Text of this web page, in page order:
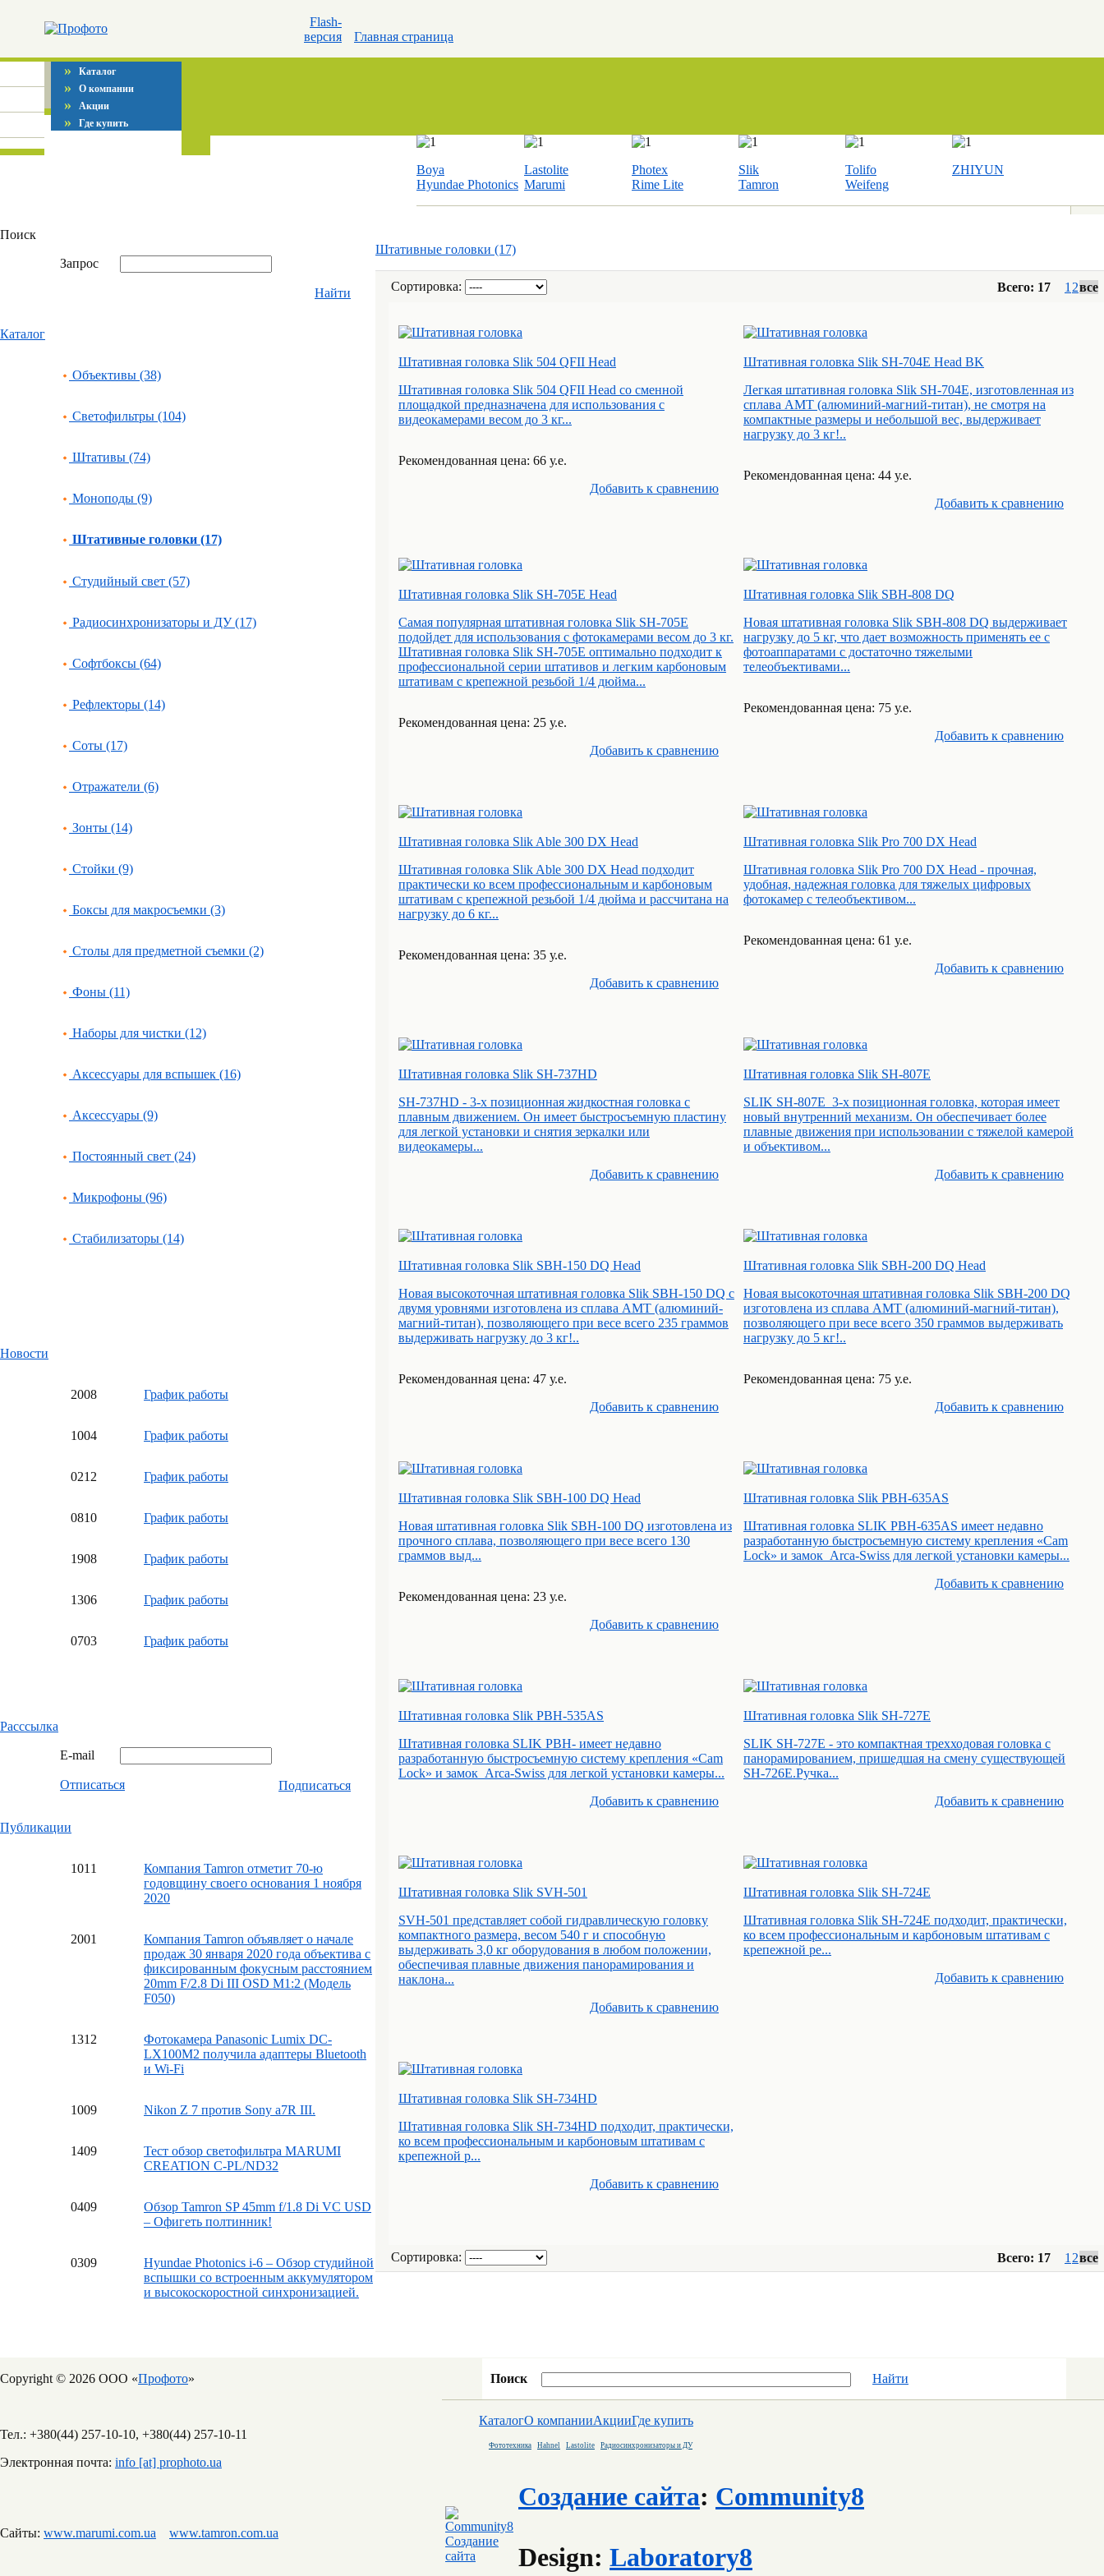
Flash-
версия
Главная страница
» Каталог
» О компании
» Акции
» Где купить
Boya
Hyundae Photonics
Lastolite
Marumi
Photex
Rime Lite
Slik
Tamron
Tolifo
Weifeng
ZHIYUN
Поиск
Запрос
Найти
Каталог
Объективы (38)
Светофильтры (104)
Штативы (74)
Моноподы (9)
Штативные головки (17)
Студийный свет (57)
Радиосинхронизаторы и ДУ (17)
Софтбоксы (64)
Рефлекторы (14)
Соты (17)
Отражатели (6)
Зонты (14)
Стойки (9)
Боксы для макросъемки (3)
Столы для предметной съемки (2)
Фоны (11)
Наборы для чистки (12)
Аксессуары для вспышек (16)
Аксессуары (9)
Постоянный свет (24)
Микрофоны (96)
Стабилизаторы (14)
Новости
2008 График работы
1004 График работы
0212 График работы
0810 График работы
1908 График работы
1306 График работы
0703 График работы
Расссылка
E-mail
Отписаться Подписаться
Публикации
1011
Компания Tamron отметит 70-ю
годовщину своего основания 1 ноября
2020
2001
Компания Tamron объявляет о начале
продаж 30 января 2020 года объектива с
фиксированным фокусным расстоянием
20mm F/2.8 Di III OSD M1:2 (Модель
F050)
1312
Фотокамера Panasonic Lumix DC-
LX100M2 получила адаптеры Bluetooth
и Wi-Fi
1009 Nikon Z 7 против Sony a7R III.
1409
Тест обзор светофильтра MARUMI
CREATION C-PL/ND32
0409
Обзор Tamron SP 45mm f/1.8 Di VC USD
– Офигеть полтинник!
0309
Hyundae Photonics i-6 – Обзор студийной
вспышки со встроенным аккумулятором
и высокоскоростной синхронизацией.
Штативные головки (17)
Сортировка: Всего: 17 1 2все
Штативная головка Slik 504 QFII Head
Штативная головка Slik 504 QFII Head со сменной
площадкой предназначена для использования с
видеокамерами весом до 3 кг...
Рекомендованная цена: 66 у.е.
Добавить к cравнению
Штативная головка Slik SH-704E Head BK
Легкая штативная головка Slik SH-704Е, изготовленная из
сплава АМТ (алюминий-магний-титан), не смотря на
компактные размеры и небольшой вес, выдерживает
нагрузку до 3 кг!..
Рекомендованная цена: 44 у.е.
Добавить к cравнению
Штативная головка Slik SH-705E Head
Самая популярная штативная головка Slik SH-705E
подойдет для использования с фотокамерами весом до 3 кг.
Штативная головка Slik SH-705E оптимально подходит к
профессиональной серии штативов и легким карбоновым
штативам с крепежной резьбой 1/4 дюйма...
Рекомендованная цена: 25 у.е.
Добавить к cравнению
Штативная головка Slik SBH-808 DQ
Новая штативная головка Slik SBH-808 DQ выдерживает
нагрузку до 5 кг, что дает возможность применять ее с
фотоаппаратами с достаточно тяжелыми
телеобъективами...
Рекомендованная цена: 75 у.е.
Добавить к cравнению
Штативная головка Slik Able 300 DX Head
Штативная головка Slik Able 300 DX Head подходит
практически ко всем профессиональным и карбоновым
штативам с крепежной резьбой 1/4 дюйма и рассчитана на
нагрузку до 6 кг...
Рекомендованная цена: 35 у.е.
Добавить к cравнению
Штативная головка Slik Pro 700 DX Head
Штативная головка Slik Pro 700 DX Head - прочная,
удобная, надежная головка для тяжелых цифровых
фотокамер с телеобъективом...
Рекомендованная цена: 61 у.е.
Добавить к cравнению
Штативная головка Slik SH-737HD
SH-737HD - 3-х позиционная жидкостная головка с
плавным движением. Он имеет быстросъемную пластину
для легкой установки и снятия зеркалки или
видеокамеры...
Добавить к cравнению
Штативная головка Slik SH-807E
SLIK SH-807E 3-х позиционная головка, которая имеет
новый внутренний механизм. Он обеспечивает более
плавные движения при использовании с тяжелой камерой
и объективом...
Добавить к cравнению
Штативная головка Slik SBH-150 DQ Head
Новая высокоточная штативная головка Slik SBH-150 DQ с
двумя уровнями изготовлена из сплава АМТ (алюминий-
магний-титан), позволяющего при весе всего 235 граммов
выдерживать нагрузку до 3 кг!..
Рекомендованная цена: 47 у.е.
Добавить к cравнению
Штативная головка Slik SBH-200 DQ Head
Новая высокоточная штативная головка Slik SBH-200 DQ
изготовлена из сплава АМТ (алюминий-магний-титан),
позволяющего при весе всего 350 граммов выдерживать
нагрузку до 5 кг!..
Рекомендованная цена: 75 у.е.
Добавить к cравнению
Штативная головка Slik SBH-100 DQ Head
Новая штативная головка Slik SBH-100 DQ изготовлена из
прочного сплава, позволяющего при весе всего 130
граммов выд...
Рекомендованная цена: 23 у.е.
Добавить к cравнению
Штативная головка Slik PBH-635AS
Штативная головка SLIK PBH-635AS имеет недавно
разработанную быстросъемную систему крепления «Cam
Lock» и замок Arca-Swiss для легкой установки камеры...
Добавить к cравнению
Штативная головка Slik PBH-535AS
Штативная головка SLIK PBH- имеет недавно
разработанную быстросъемную систему крепления «Cam
Lock» и замок Arca-Swiss для легкой установки камеры...
Добавить к cравнению
Штативная головка Slik SH-727E
SLIK SH-727E - это компактная трехходовая головка с
панорамированием, пришедшая на смену существующей
SH-726E.Ручка...
Добавить к cравнению
Штативная головка Slik SVH-501
SVH-501 представляет собой гидравлическую головку
компактного размера, весом 540 г и способную
выдерживать 3,0 кг оборудования в любом положении,
обеспечивая плавные движения панорамирования и
наклона...
Добавить к cравнению
Штативная головка Slik SH-724E
Штативная головка Slik SH-724E подходит, практически,
ко всем профессиональным и карбоновым штативам с
крепежной ре...
Добавить к cравнению
Штативная головка Slik SH-734HD
Штативная головка Slik SH-734HD подходит, практически,
ко всем профессиональным и карбоновым штативам с
крепежной р...
Добавить к cравнению
Сортировка: Всего: 17 1 2все
Copyright © 2026 ООО «Профото»
Тел.: +380(44) 257-10-10, +380(44) 257-10-11
Электронная почта: info [at] prophoto.ua
Сайты: www.marumi.com.ua www.tamron.com.ua
Поиск Найти
КаталогО компанииАкцииГде купить
Фототехника Hahnel Lastolite Радиосинхронизаторы и ДУ
Создание сайта: Community8
Design: Laboratory8